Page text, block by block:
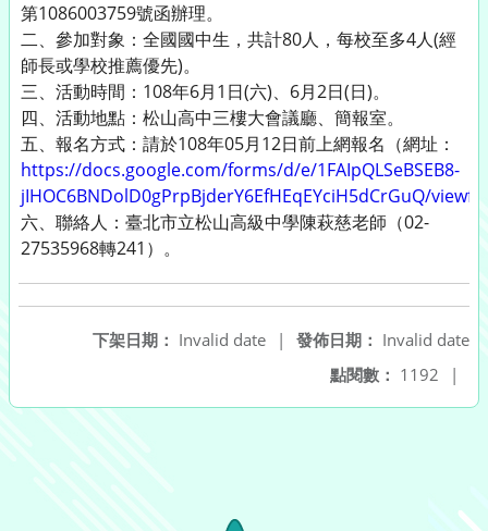
第1086003759號函辦理。
二、參加對象：全國國中生，共計80人，每校至多4人(經
師長或學校推薦優先)。
三、活動時間：108年6月1日(六)、6月2日(日)。
四、活動地點：松山高中三樓大會議廳、簡報室。
五、報名方式：請於108年05月12日前上網報名（網址：
https://docs.google.com/forms/d/e/1FAIpQLSeBSEB8-
jIHOC6BNDolD0gPrpBjderY6EfHEqEYciH5dCrGuQ/
六、聯絡人：臺北市立松山高級中學陳萩慈老師（02-
27535968轉241）。
發佈日期： Invalid date
下架日期： Invalid date
|
點閱數： 1192 |